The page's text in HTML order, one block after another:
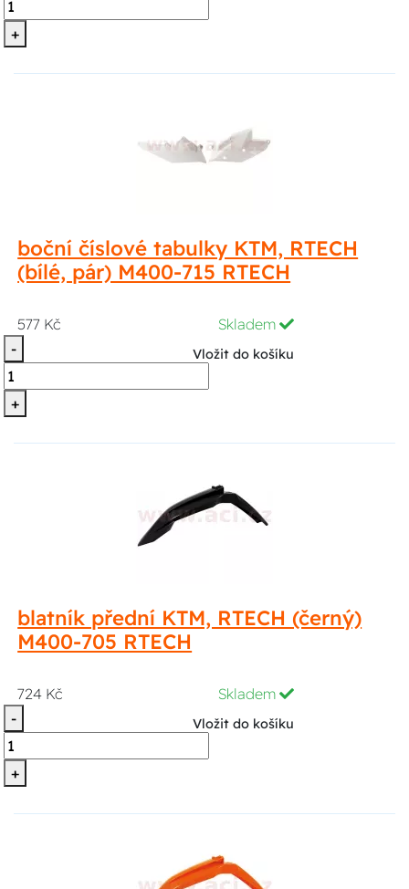
+
boční číslové tabulky KTM, RTECH
(bílé, pár) M400-715 RTECH
577 Kč
Skladem
-
+
Vložit do košíku
blatník přední KTM, RTECH (černý)
M400-705 RTECH
724 Kč
Skladem
-
+
Vložit do košíku